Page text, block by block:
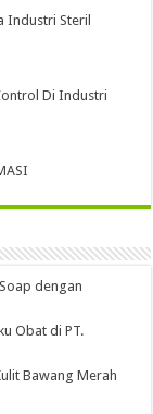
Industri Steril
Di Industri
dengan
Obat di PT.
Bawang Merah